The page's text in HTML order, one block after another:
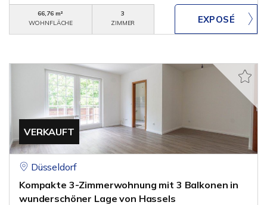
66,76 m²
WOHNFLÄCHE
3
ZIMMER
VERKAUFT
Düsseldorf
Kompakte 3-Zimmerwohnung mit 3 Balkonen in
wunderschöner Lage von Hassels